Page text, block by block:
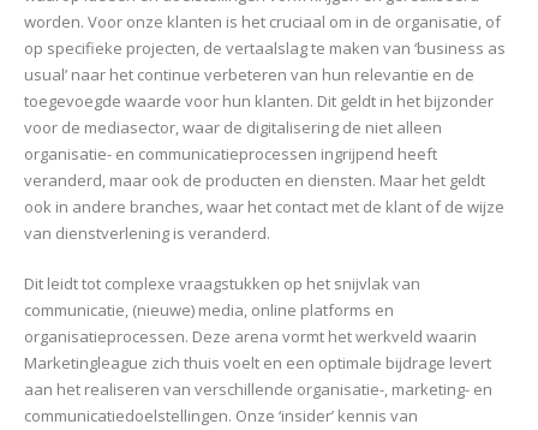
worden. Voor onze klanten is het cruciaal om in de organisatie, of
op specifieke projecten, de vertaalslag te maken van ‘business as
usual’ naar het continue verbeteren van hun relevantie en de
toegevoegde waarde voor hun klanten. Dit geldt in het bijzonder
voor de mediasector, waar de digitalisering de niet alleen
organisatie- en communicatieprocessen ingrijpend heeft
veranderd, maar ook de producten en diensten. Maar het geldt
ook in andere branches, waar het contact met de klant of de wijze
van dienstverlening is veranderd.
Dit leidt tot complexe vraagstukken op het snijvlak van
communicatie, (nieuwe) media, online platforms en
organisatieprocessen. Deze arena vormt het werkveld waarin
Marketingleague zich thuis voelt en een optimale bijdrage levert
aan het realiseren van verschillende organisatie-, marketing- en
communicatiedoelstellingen. Onze ‘insider’ kennis van